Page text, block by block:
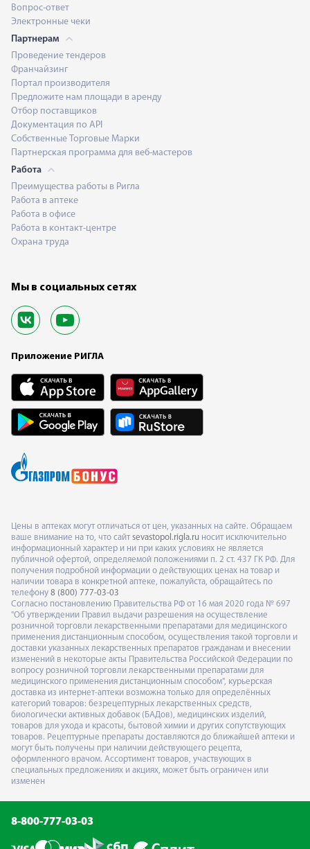
Вопрос-ответ
Электронные чеки
Партнерам
Проведение тендеров
Франчайзинг
Портал производителя
Предложите нам площади в аренду
Отбор поставщиков
Документация по API
Собственные Торговые Марки
Партнерская программа для веб-мастеров
Работа
Преимущества работы в Ригла
Работа в аптеке
Работа в офисе
Работа в контакт-центре
Охрана труда
Мы в социальных сетях
Приложение РИГЛА
Цены в аптеках могут отличаться от цен, указанных на сайте. Обращаем
ваше внимание на то, что сайт sevastopol.rigla.ru носит исключительно
информационный характер и ни при каких условиях не является
публичной офертой, определяемой положениями п. 2 ст. 437 ГК РФ. Для
получения подробной информации о действующих ценах на товар и
наличии товара в конкретной аптеке, пожалуйста, обращайтесь по
телефону 8 (800) 777-03-03
Согласно постановлению Правительства РФ от 16 мая 2020 года № 697
"Об утверждении Правил выдачи разрешения на осуществление
розничной торговли лекарственными препаратами для медицинского
применения дистанционным способом, осуществления такой торговли и
доставки указанных лекарственных препаратов гражданам и внесении
изменений в некоторые акты Правительства Российской Федерации по
вопросу розничной торговли лекарственными препаратами для
медицинского применения дистанционным способом", курьерская
доставка из интернет-аптеки возможна только для определённых
категорий товаров: безрецептурных лекарственных средств,
биологически активных добавок (БАДов), медицинских изделий,
товаров для ухода и красоты, бытовой химии и других сопутствующих
товаров. Рецептурные препараты доставляются до ближайшей аптеки и
могут быть получены при наличии действующего рецепта,
оформленного врачом. Ассортимент товаров, участвующих в
специальных предложениях и акциях, может быть ограничен или
изменен
8-800-777-03-03